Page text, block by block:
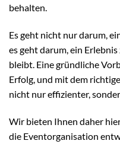
behalten.
Es geht nicht nur darum,
es geht darum, ein
bleibt. Eine gründliche
Erfolg, und mit dem
nicht nur effizienter,
Wir bieten Ihnen daher
die Eventorganisation